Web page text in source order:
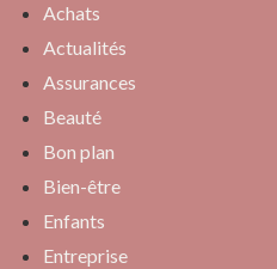
Achats
Actualités
Assurances
Beauté
Bon plan
Bien-être
Enfants
Entreprise